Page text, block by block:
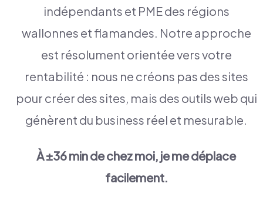
indépendants et PME des régions
wallonnes et flamandes. Notre approche
est résolument orientée vers votre
rentabilité : nous ne créons pas des sites
pour créer des sites, mais des outils web qui
génèrent du business réel et mesurable.
À ±36 min de chez moi, je me déplace
facilement.